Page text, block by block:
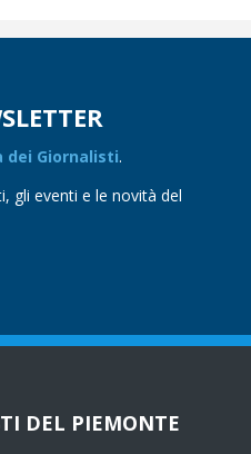
dei Giornalisti.
gli eventi e le novità del
DEL PIEMONTE